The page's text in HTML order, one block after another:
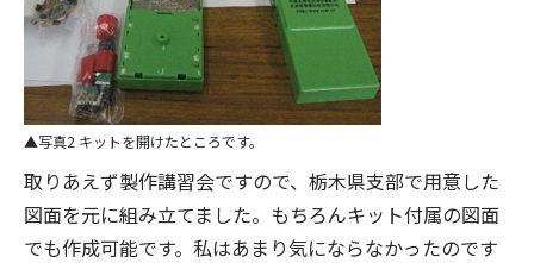
写真2 キットを開けたところです。
取りあえず製作講習会ですので、栃木県支部で用意した
図面を元に組み立てました。もちろんキット付属の図面
でも作成可能です。私はあまり気にならなかったのです